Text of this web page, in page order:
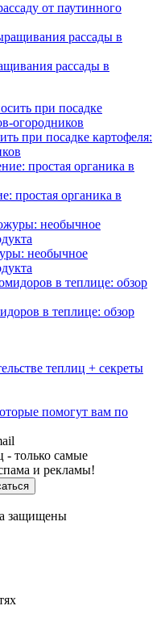
от паутинного
рассады в
при посадке картофеля:
простая органика в
необычное
в теплице: обзор
теплиц + секреты
помогут вам по
- только самые
и рекламы!
защищены